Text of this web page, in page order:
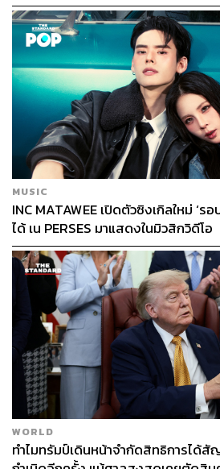
MUSIC
INC MATAWEE เปิดตัวซิงเกิลใหม่ ‘ร
ได้ เน PERSES มาแสดงในมิวสิกวิดีโอ
WORLD
ทำไมทรัมป์เดินหน้าจำกัดสิทธิการได้สั